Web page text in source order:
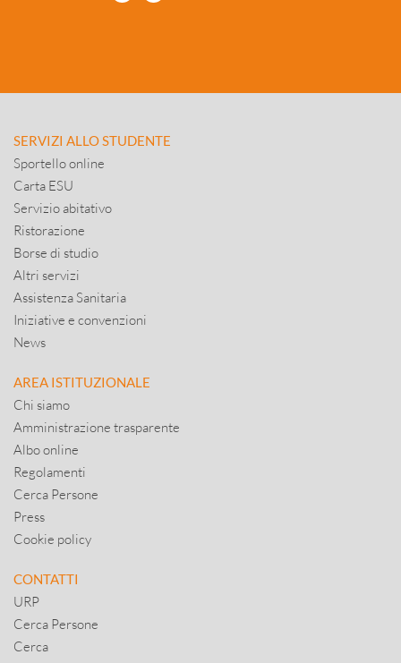
SERVIZI ALLO STUDENTE
Sportello online
Carta ESU
Servizio abitativo
Ristorazione
Borse di studio
Altri servizi
Assistenza Sanitaria
Iniziative e convenzioni
News
AREA ISTITUZIONALE
Chi siamo
Amministrazione trasparente
Albo online
Regolamenti
Cerca Persone
Press
Cookie policy
CONTATTI
URP
Cerca Persone
Cerca